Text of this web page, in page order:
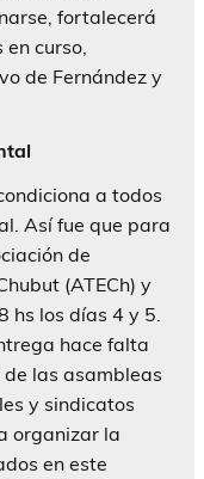
fortalecerá
curso,
de Fernández y
a todos
Así fue que para
de
(ATECh) y
hs los días 4 y 5.
hace falta
las asambleas
y sindicatos
organizar la
en este